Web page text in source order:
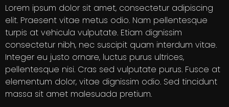
Lorem ipsum dolor sit amet, consectetur adipiscing
elit. Praesent vitae metus odio. Nam pellentesque
turpis at vehicula vulputate. Etiam dignissim
consectetur nibh, nec suscipit quam interdum vitae.
Integer eu justo ornare, luctus purus ultrices,
pellentesque nisi. Cras sed vulputate purus. Fusce at
elementum dolor, vitae dignissim odio. Sed tincidunt
massa sit amet malesuada pretium.